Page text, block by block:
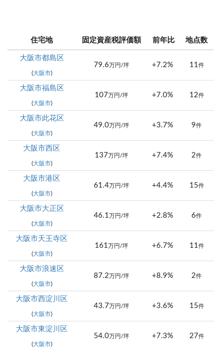
住宅地 固定資産税評価額 前年比 地点数
大阪市都島区
(大阪市)
79.6 万円/坪 +7.2% 11件
大阪市福島区
(大阪市)
107 万円/坪 +7.0% 12件
大阪市此花区
(大阪市)
49.0 万円/坪 +3.7% 9件
大阪市西区
(大阪市)
137 万円/坪 +7.4% 2件
大阪市港区
(大阪市)
61.4 万円/坪 +4.4% 15件
大阪市大正区
(大阪市)
46.1 万円/坪 +2.8% 6件
大阪市天王寺区
(大阪市)
161 万円/坪 +6.7% 11件
大阪市浪速区
(大阪市)
87.2 万円/坪 +8.9% 2件
大阪市西淀川区
(大阪市)
43.7 万円/坪 +3.6% 15件
大阪市東淀川区
(大阪市)
54.0 万円/坪 +7.3% 27件